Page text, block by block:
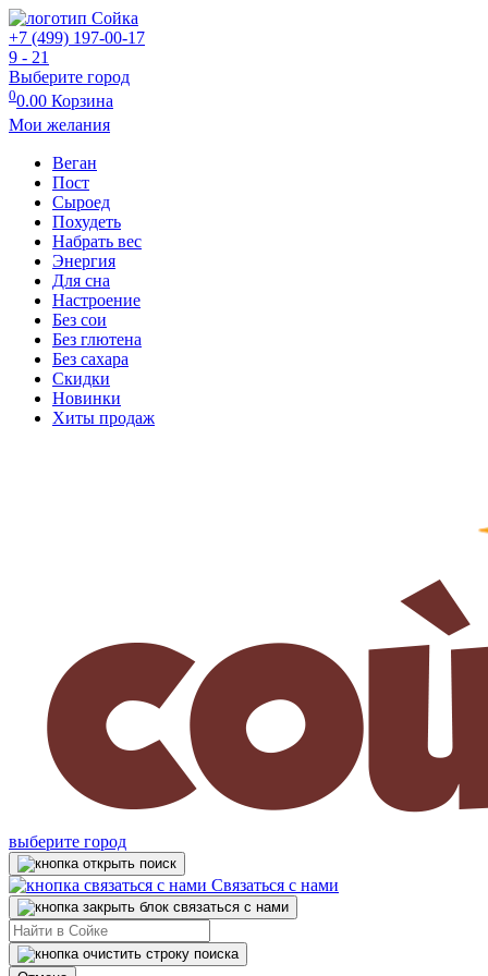
+7 (499) 197-00-17
9 - 21
Выберите город
00.00 Корзина
Мои желания
Веган
Пост
Сыроед
Похудеть
Набрать вес
Энергия
Для сна
Настроение
Без сои
Без глютена
Без сахара
Скидки
Новинки
Хиты продаж
выберите город
Связаться с нами